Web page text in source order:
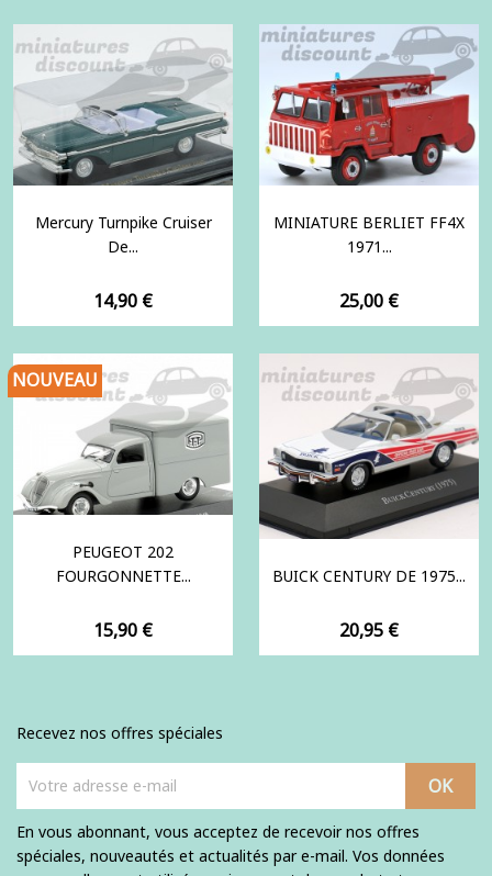
Mercury Turnpike Cruiser
De...
Prix
14,90 €
MINIATURE BERLIET FF4X
1971...
Prix
25,00 €
PEUGEOT 202
FOURGONNETTE...
Prix
15,90 €
NOUVEAU
BUICK CENTURY DE 1975...
Prix
20,95 €
Recevez nos offres spéciales
En vous abonnant, vous acceptez de recevoir nos offres
spéciales, nouveautés et actualités par e-mail. Vos données